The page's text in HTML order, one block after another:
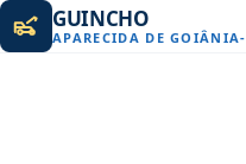
GUINCHO
APARECIDA DE GOIÂNIA-